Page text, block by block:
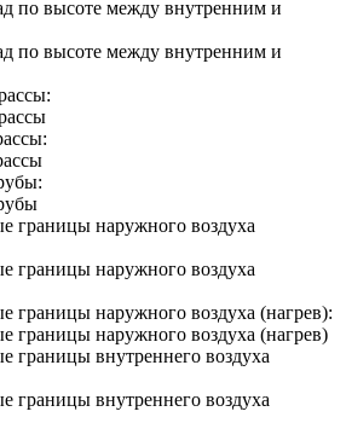
по высоте между внутренним и
по высоте между внутренним и
границы наружного воздуха
границы наружного воздуха
границы наружного воздуха (нагрев):
границы наружного воздуха (нагрев)
границы внутреннего воздуха
границы внутреннего воздуха